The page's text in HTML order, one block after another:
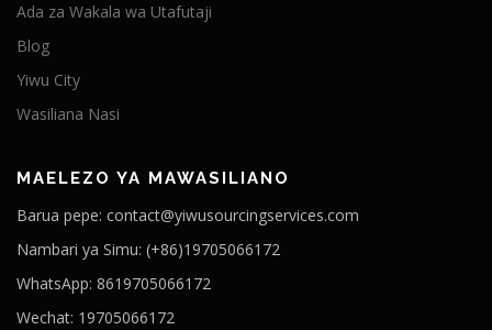
Ada za Wakala wa Utafutaji
Blog
Yiwu City
Wasiliana Nasi
MAELEZO YA MAWASILIANO
Barua pepe: contact@yiwusourcingservices.com
Nambari ya Simu: (+86)19705066172
WhatsApp: 8619705066172
Wechat: 19705066172